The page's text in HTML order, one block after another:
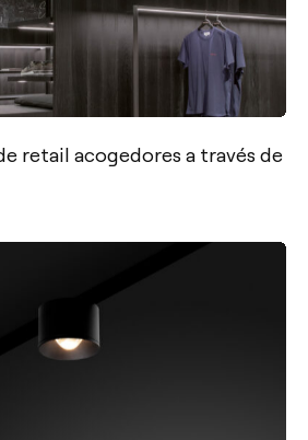
retail acogedores a través de